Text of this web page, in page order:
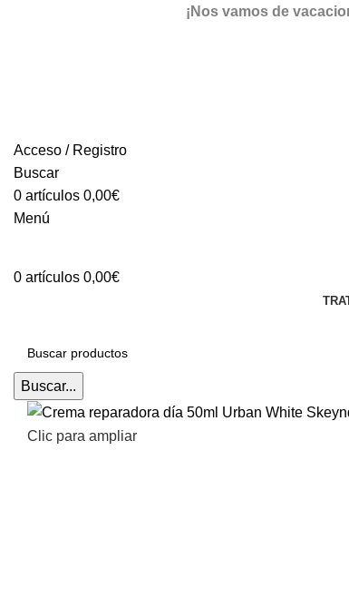
¡Nos vamos de
Acceso / Registro
Buscar
0 artículos 0,00€
Menú
0 artículos 0,00€
Buscar...
Clic para ampliar